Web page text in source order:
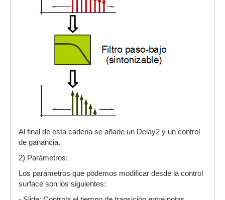
Al final de esta cadena se añade un Delay2 y un control
de ganancia.
2) Parámetros:
Los parámetros que podemos modificar desde la control
surface son los siguientes: